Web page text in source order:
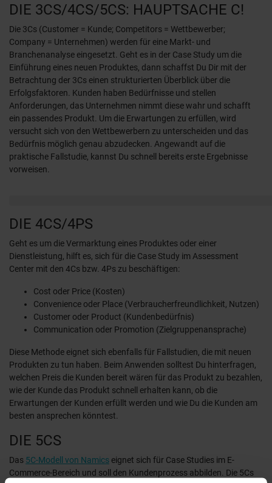
DIE 3CS/4CS/5CS: HAUPTSACHE C!
Die 3Cs (Customer = Kunde; Competitors = Wettbewerber;
Company = Unternehmen) werden für eine Markt- und
Branchenanalyse eingesetzt. Geht es in der Case Study um die
Einführung eines neuen Produktes, dann schaffst Du Dir mit der
Betrachtung der 3Cs einen strukturierten Überblick über die
Erfolgsfaktoren. Kunden haben Bedürfnisse und stellen
Anforderungen, das Unternehmen nimmt diese wahr und schafft
ein passendes Produkt. Um die Erwartungen zu erfüllen, wird
versucht sich von den Wettbewerbern zu unterscheiden und das
Bedürfnis möglich genau abzudecken. Angewandt auf die
praktische Fallstudie, kannst Du schnell bereits erste Ergebnisse
vorweisen.
DIE 4CS/4PS
Geht es um die Vermarktung eines Produktes oder einer
Dienstleistung, hilft es, sich für die Case Study im Assessment
Center mit den 4Cs bzw. 4Ps zu beschäftigen:
Cost oder Price (Kosten)
Convenience oder Place (Verbraucherfreundlichkeit, Nutzen)
Customer oder Product (Kundenbedürfnis)
Communication oder Promotion (Zielgruppenansprache)
Diese Methode eignet sich ebenfalls für Fallstudien, die mit neuen
Produkten zu tun haben. Beim Anwenden solltest Du hinterfragen,
welchen Preis die Kunden bereit wären für das Produkt zu bezahlen,
wie der Kunde das Produkt schnell erhalten kann, ob die
Erwartungen der Kunden erfüllt werden und wie Du die Kunden am
besten ansprechen könntest.
DIE 5CS
Das 5C-Modell von Namics eignet sich für Case Studies im E-
Commerce-Bereich und soll den Kundenprozess abbilden. Die 5Cs